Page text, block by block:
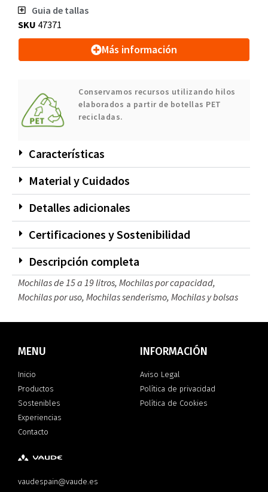
Guia de tallas
SKU 47371
Más información
Conservamos recursos utilizando hilos
elaborados a partir de botellas PET
recicladas.
Características
Material y Cuidados
Detalles adicionales
Certificaciones y Sostenibilidad
Descripción completa
Mochilas de 15 a 19 litros, Mochilas por capacidad,
Mochilas por uso, Mochilas senderismo, Mochilas y bolsas
MENU
Inicio
Productos
Sostenibles
Experiencias
Contacto
INFORMACIÓN
Aviso Legal
Política de privacidad
Política de Cookies
vaudespain@vaude.es